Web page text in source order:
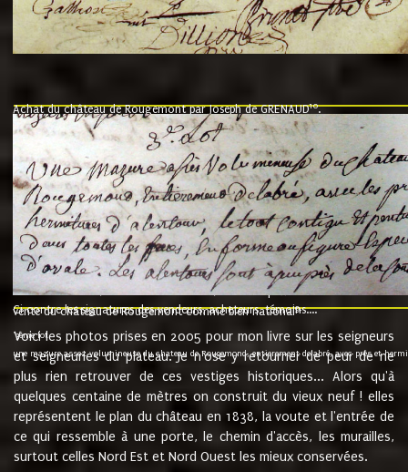
Achat du château de Rougemont par Joseph de GRENAUD10.
"l'an mil six cent soixante treze le ving neuvième jour du mois de
nommé fut présent Messire Claude Guillaume de Moyriat chevalier baron
vend, purement simplement et irrevocablement a monseigneur monsieur
et chavannes conseiller du roy au parlement de Bourgogne, present et
que le dit seigneur Baron de la Vellière a sur ses hommes, indivisables et
de la Velliere tout ainsi et comme le dit seigneur Baron et ses
présent......"
suivent les rentes, donation des terriers, etc... au prix de 880 livre louis
Ci contre les signatures des vendeurs, acheteurs, témoins....
vente du château de Rougemont comme bien national9.
"3ème lot
une mazure assez volumineuse du chateau de Rougemond, entierement delabré, avec près et
Voici les photos prises en 2005 pour mon livre sur les seigneurs
et seigneuries du plateau. Je n'ose y retourner de peur de ne
plus rien retrouver de ces vestiges historiques... Alors qu'à
quelques centaine de mètres on construit du vieux neuf ! elles
représentent le plan du château en 1838, la voute et l'entrée de
ce qui ressemble à une porte, le chemin d'accès, les murailles,
surtout celles Nord Est et Nord Ouest les mieux conservées.